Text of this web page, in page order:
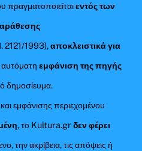
πραγματοποιείταιεντός των
2121/1993),αποκλειστικά για
αυτόματηεμφάνιση της πηγής
δημοσίευμα.
εμφάνισης περιεχομένου
, το Kultura.grδεν φέρει
την ακρίβεια, τις απόψεις ή